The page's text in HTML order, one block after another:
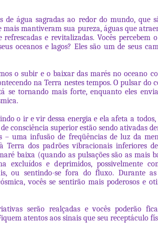
de água sagradas ao redor do mundo, que
mais mantiveram sua pureza, águas que
refrescadas e revitalizadas. Vocês percebem
oceanos e lagos? Eles são um de seus
o subir e o baixar das marés no oceano
na Terra nestes tempos. O pulsar do
se tornando mais forte, enquanto eles
o ir e vir dessa energia e ela afeta a
consciência superior estão sendo ativadas
– uma infusão de freqüências de luz da
Terra dos padrões vibracionais inferiores
baixa (quando as pulsações são as mais
excluídos e deprimidos, possivelmente
ou sentindo-se fora do fluxo. Durante
vocês se sentirão mais poderosos e
serão realçadas e vocês poderão
atentos aos sinais que seu receptáculo